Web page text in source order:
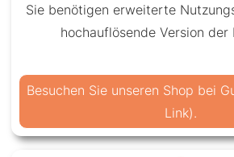
Sie benötigen erweiterte
hochauflösende Version der
Besuchen Sie unseren Shop bei
Link).